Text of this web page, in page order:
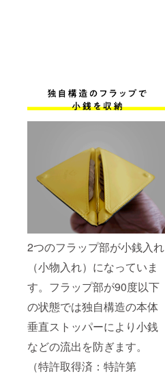
2つのフラップ部が小銭入れ
（小物入れ）になっていま
す。フラップ部が90度以下
の状態では独自構造の本体
垂直ストッパーにより小銭
などの流出を防ぎます。
（特許取得済：特許第